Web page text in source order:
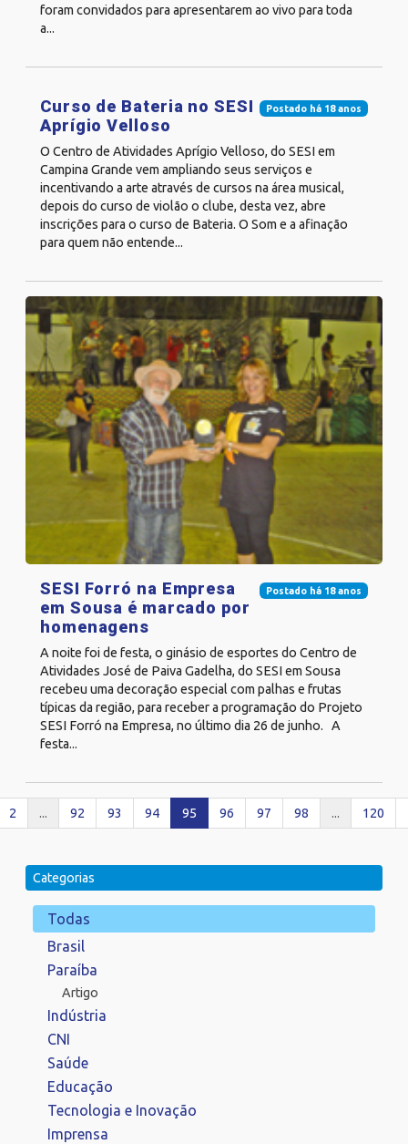
foram convidados para apresentarem ao vivo para toda
a...
Postado há 18 anos
Curso de Bateria no SESI
Aprígio Velloso
O Centro de Atividades Aprígio Velloso, do SESI em
Campina Grande vem ampliando seus serviços e
incentivando a arte através de cursos na área musical,
depois do curso de violão o clube, desta vez, abre
inscrições para o curso de Bateria. O Som e a afinação
para quem não entende...
Postado há 18 anos
SESI Forró na Empresa
em Sousa é marcado por
homenagens
A noite foi de festa, o ginásio de esportes do Centro de
Atividades José de Paiva Gadelha, do SESI em Sousa
recebeu uma decoração especial com palhas e frutas
típicas da região, para receber a programação do Projeto
SESI Forró na Empresa, no último dia 26 de junho. A
festa...
2 ... 92 93 94 95 96 97 98 ... 120
Categorias
Todas
Brasil
Paraíba
Artigo
Indústria
CNI
Saúde
Educação
Tecnologia e Inovação
Imprensa